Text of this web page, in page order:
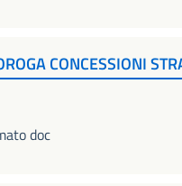
CONCESSIONI
doc